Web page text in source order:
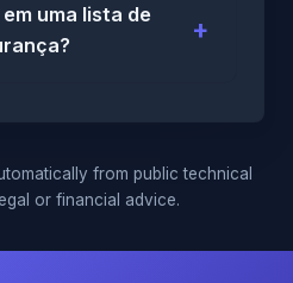
uma lista de
from public technical
or financial advice.